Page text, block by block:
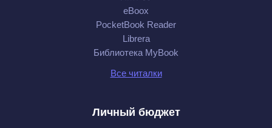
eBoox
PocketBook Reader
Librera
Библиотека MyBook
Все читалки
Личный бюджет